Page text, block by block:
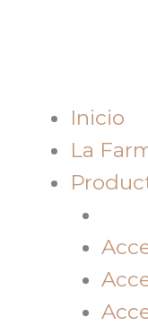
Inicio
La